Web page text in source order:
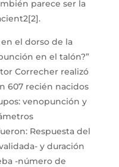
parece ser la
el dorso de la
en el talón?”
Correcher realizó
607 recién nacidos
venopunción y
Respuesta del
y duración
-número de